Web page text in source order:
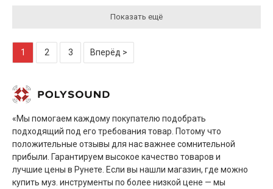
Показать ещё
1 2 3 Вперёд >
«Мы помогаем каждому покупателю подобрать
подходящий под его требования товар. Потому что
положительные отзывы для нас важнее сомнительной
прибыли. Гарантируем высокое качество товаров и
лучшие цены в Рунете. Если вы нашли магазин, где можно
купить муз. инструменты по более низкой цене — мы